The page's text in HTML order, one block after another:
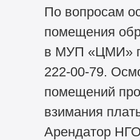
По вопросам
помещения
в МУП «ЦМИ»
222-00-79.
помещений
взимания
Арендатор